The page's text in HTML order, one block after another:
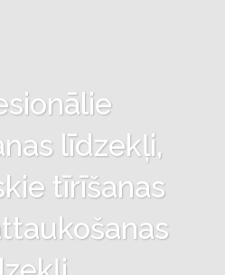
līdzekļi,
tīrīšanas